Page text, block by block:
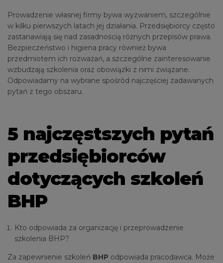
Prowadzenie własnej firmy bywa wyzwaniem, szczególnie
w kilku pierwszych latach jej działania. Przedsiębiorcy często
zastanawiają się nad zasadnością różnych przepisów prawa.
Bezpieczeństwo i higiena pracy również bywa
przedmiotem ich rozważań, a szczególne zainteresowanie
wzbudzają szkolenia oraz obowiązki z nimi związane.
Odpowiadamy na wybrane spośród najczęściej zadawanych
pytań z tego obszaru.
5 najczęstszych pytań
przedsiębiorców
dotyczących szkoleń
BHP
Kto odpowiada za organizację i przeprowadzenie
szkolenia BHP?
Za zapewnienie szkoleń BHP odpowiada pracodawca. Może